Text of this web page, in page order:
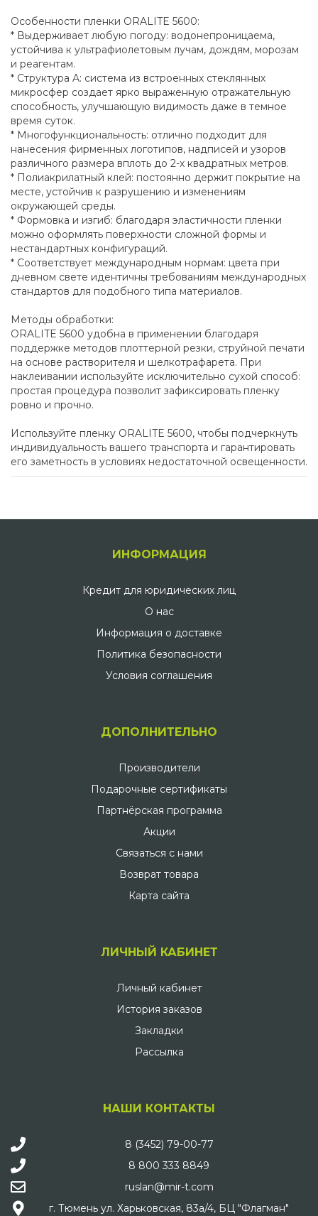
Особенности пленки ORALITE 5600:
* Выдерживает любую погоду: водонепроницаема,
устойчива к ультрафиолетовым лучам, дождям, морозам
и реагентам.
* Структура A: система из встроенных стеклянных
микросфер создает ярко выраженную отражательную
способность, улучшающую видимость даже в темное
время суток.
* Многофункциональность: отлично подходит для
нанесения фирменных логотипов, надписей и узоров
различного размера вплоть до 2-х квадратных метров.
* Полиакрилатный клей: постоянно держит покрытие на
месте, устойчив к разрушению и изменениям
окружающей среды.
* Формовка и изгиб: благодаря эластичности пленки
можно оформлять поверхности сложной формы и
нестандартных конфигураций.
* Соответствует международным нормам: цвета при
дневном свете идентичны требованиям международных
стандартов для подобного типа материалов.
Методы обработки:
ORALITE 5600 удобна в применении благодаря
поддержке методов плоттерной резки, струйной печати
на основе растворителя и шелкотрафарета. При
наклеивании используйте исключительно сухой способ:
простая процедура позволит зафиксировать пленку
ровно и прочно.
Используйте пленку ORALITE 5600, чтобы подчеркнуть
индивидуальность вашего транспорта и гарантировать
его заметность в условиях недостаточной освещенности.
ИНФОРМАЦИЯ
Кредит для юридических лиц
О нас
Информация о доставке
Политика безопасности
Условия соглашения
ДОПОЛНИТЕЛЬНО
Производители
Подарочные сертификаты
Партнёрская программа
Акции
Связаться с нами
Возврат товара
Карта сайта
ЛИЧНЫЙ КАБИНЕТ
Личный кабинет
История заказов
Закладки
Рассылка
НАШИ КОНТАКТЫ
8 (3452) 79-00-77
8 800 333 8849
ruslan@mir-t.com
г. Тюмень ул. Харьковская, 83а/4, БЦ "Флагман"